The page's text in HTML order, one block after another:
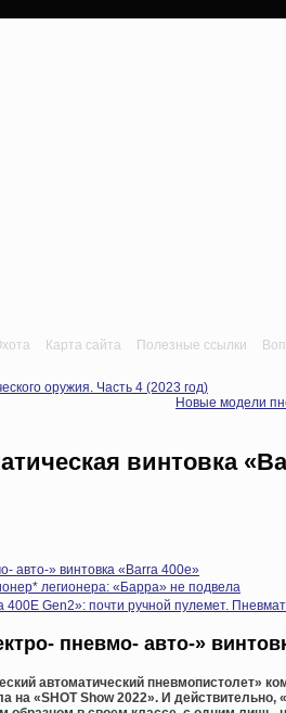
Карта сайта Полезные ссылки
оружия. Часть 4 (2023 год)
Новые модели
винтовка
авто-» винтовка «Barra 400e»
легионера: «Барра» не подвела
Gen2»: почти ручной пулемет.
пневмо- авто-»
автоматический пневмопистолет»
на «SHOT Show 2022». И